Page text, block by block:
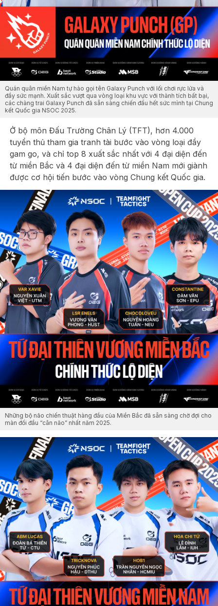
Quán quân miền Nam tự hào gọi tên Galaxy Punch với lối chơi rực lửa và
đầy sức mạnh. Xuất sắc vượt qua vòng loại khu vực với thành tích bất bại,
các chàng trai Galaxy Punch đã sẵn sàng chiến đấu hết sức mình tại Chung
kết Quốc gia NSOC 2025.
Ở bộ môn Đấu Trường Chân Lý (TFT), hơn 4.000
tuyển thủ tham gia tranh tài bước vào vòng loại đầy
gam go, và chỉ top 8 xuất sắc nhất với 4 đại diện đến
từ miền Bắc và 4 đại diện đến từ miền Nam mới giành
được cơ hội tiến bước vào vòng Chung kết Quốc gia.
Những bộ não chiến thuật hàng đầu của Miền Bắc đã sẵn sàng chờ đợi cho
màn đối đầu “cân não” nhất năm 2025.